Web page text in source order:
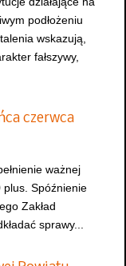
podłożeniu
wskazują,
fałszywy,
czerwca
ważnej
Spóźnienie
Zakład
sprawy...